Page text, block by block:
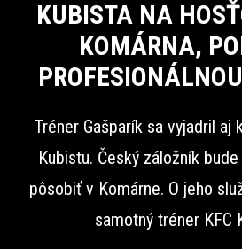
KUBISTA NA
KOMÁRNA,
Tréner Gašparík sa vyjadril aj
Kubistu. Český záložník
pôsobiť v Komárne. O jeho
samotný tréner KFC